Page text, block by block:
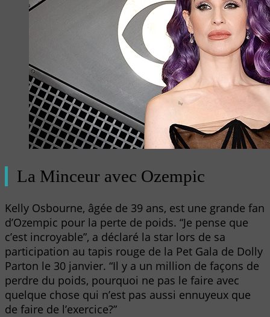
La Minceur avec Ozempic
Kelly Osbourne, âgée de 39 ans, est une grande fan
d’Ozempic pour la perte de poids. “Je pense que
c’est incroyable”, a déclaré la star lors de sa
participation au tapis rouge de la Pet Gala de Dolly
Parton le 30 janvier. “Il y a un million de façons de
perdre du poids, pourquoi ne pas le faire avec
quelque chose qui n’est pas aussi ennuyeux que
de faire de l’exercice?”